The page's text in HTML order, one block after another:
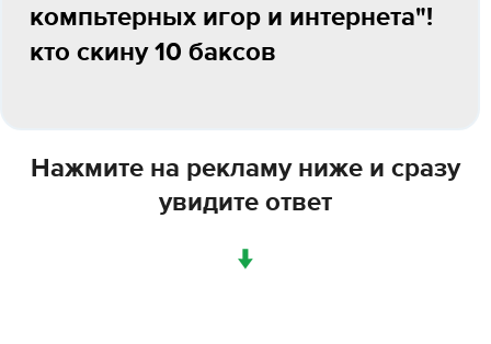
компьтерных игор и интернета"!
кто скину 10 баксов
Нажмите на рекламу ниже и сразу
увидите ответ
↓